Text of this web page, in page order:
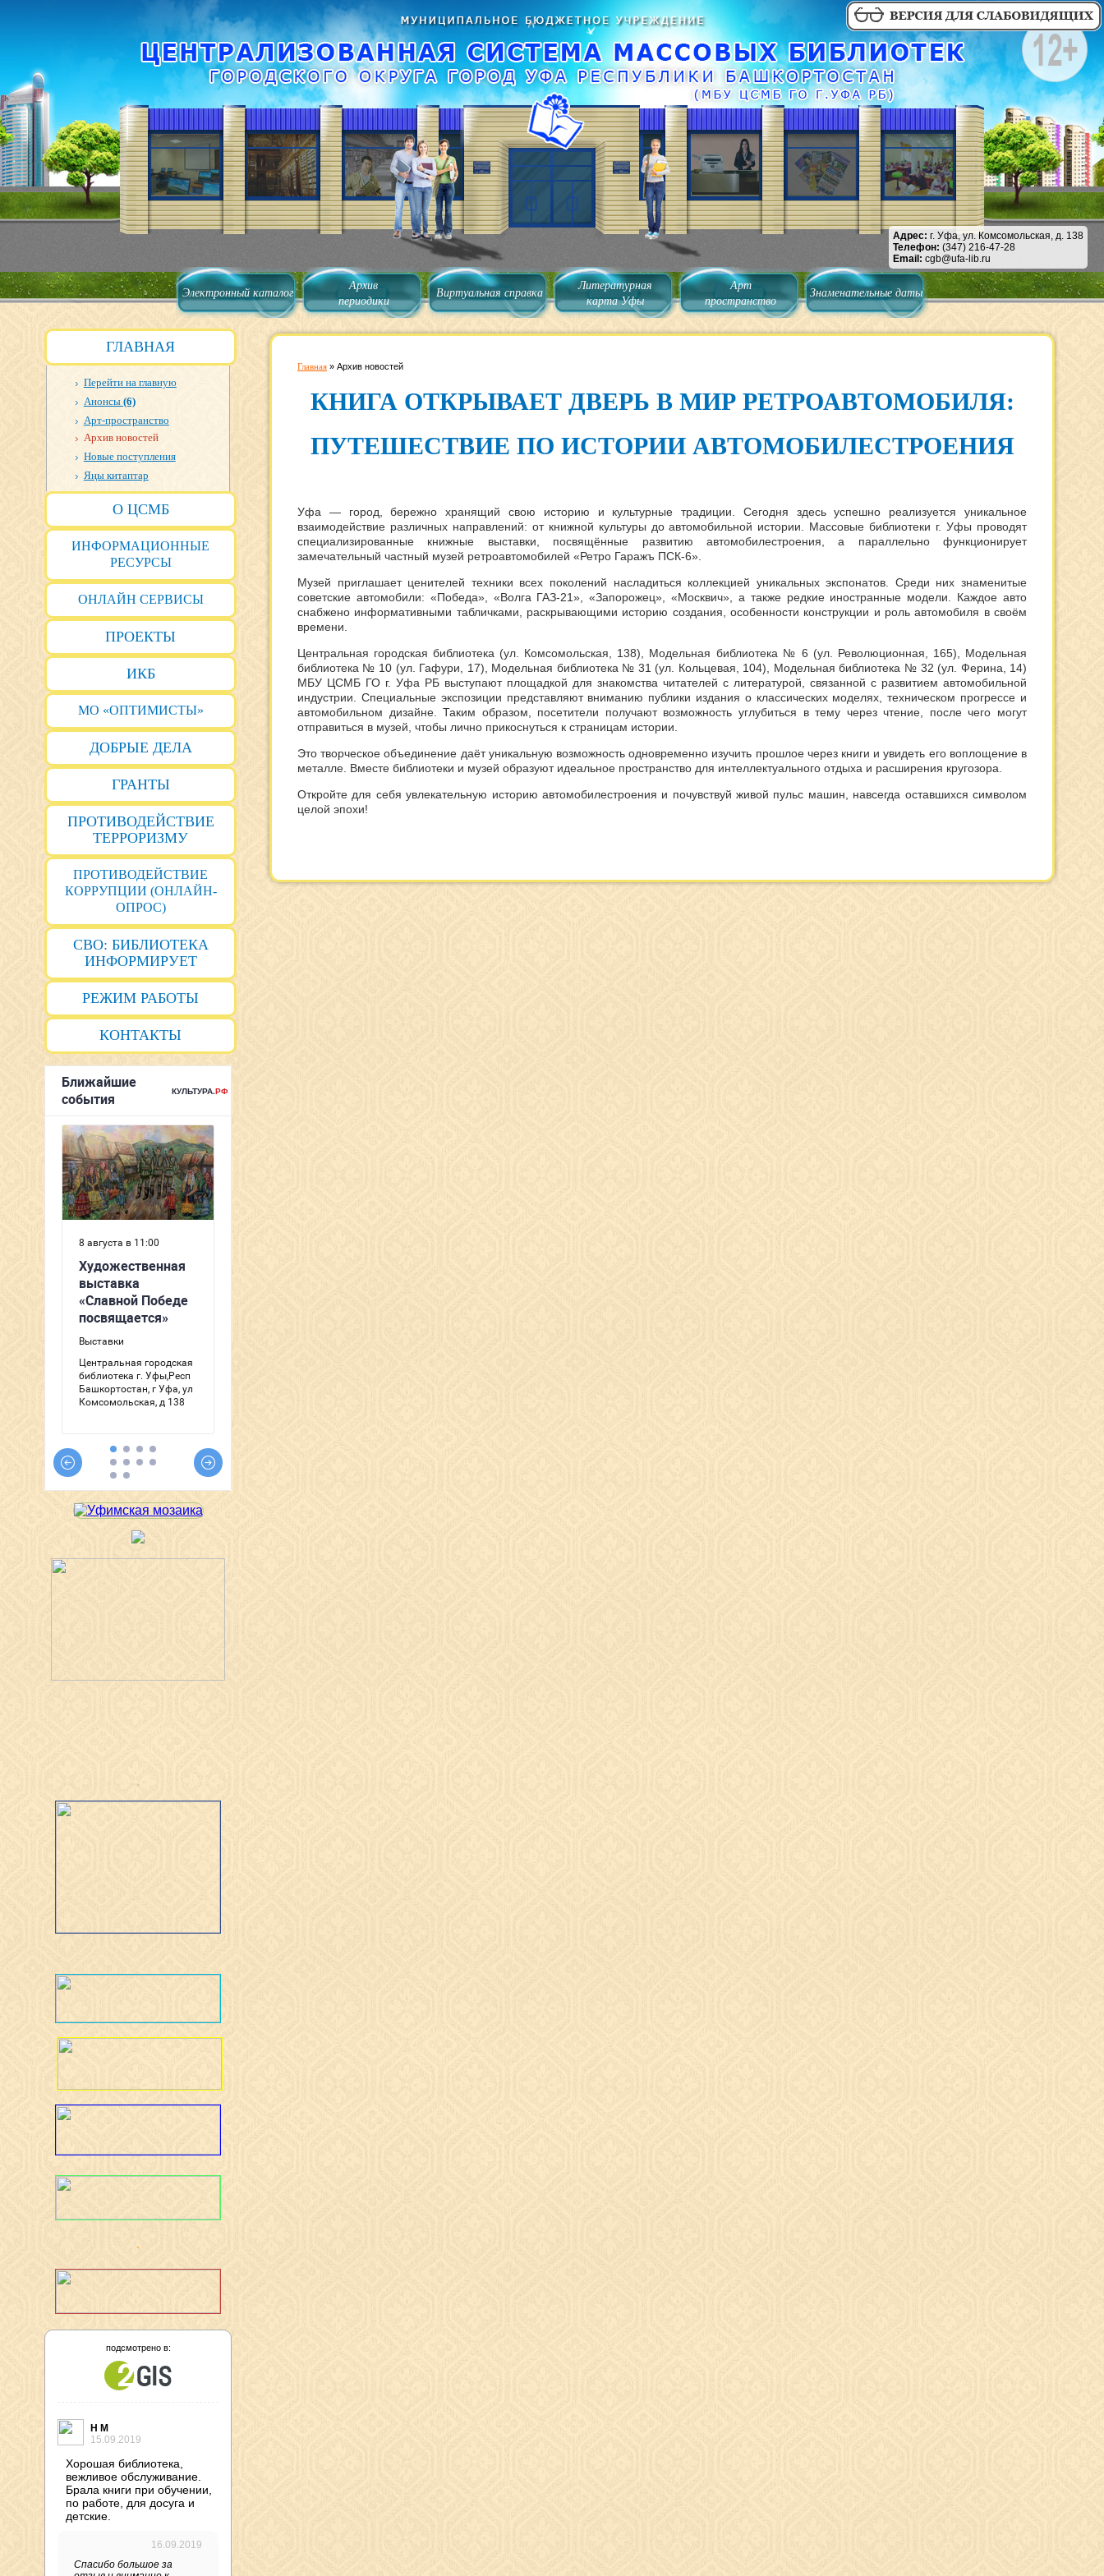
Электронный каталог
Архив
периодики
Виртуальная справка
Литературная
карта Уфы
Арт
пространство
Знаменательные даты
ГЛАВНАЯ
Перейти на главную
Анонсы (6)
Арт-пространство
Архив новостей
Новые поступления
Яңы китаптар
О ЦСМБ
ИНФОРМАЦИОННЫЕ
РЕСУРСЫ
ОНЛАЙН СЕРВИСЫ
ПРОЕКТЫ
ИКБ
МО «ОПТИМИСТЫ»
ДОБРЫЕ ДЕЛА
ГРАНТЫ
ПРОТИВОДЕЙСТВИЕ
ТЕРРОРИЗМУ
ПРОТИВОДЕЙСТВИЕ
КОРРУПЦИИ (ОНЛАЙН-
ОПРОС)
СВО: БИБЛИОТЕКА
ИНФОРМИРУЕТ
РЕЖИМ РАБОТЫ
КОНТАКТЫ
подсмотрено в:
Н М
15.09.2019
Хорошая библиотека,
вежливое обслуживание.
Брала книги при обучении,
по работе, для досуга и
детские.
16.09.2019
Спасибо большое за
Главная » Архив новостей
КНИГА ОТКРЫВАЕТ ДВЕРЬ В МИР РЕТРОАВТОМОБИЛЯ:
ПУТЕШЕСТВИЕ ПО ИСТОРИИ АВТОМОБИЛЕСТРОЕНИЯ
Уфа — город, бережно хранящий свою историю и культурные традиции. Сегодня здесь успешно реализуется уникальное
взаимодействие различных направлений: от книжной культуры до автомобильной истории. Массовые библиотеки г. Уфы проводят
специализированные книжные выставки, посвящённые развитию автомобилестроения, а параллельно функционирует
замечательный частный музей ретроавтомобилей «Ретро Гаражъ ПСК-6».
Музей приглашает ценителей техники всех поколений насладиться коллекцией уникальных экспонатов. Среди них знаменитые
советские автомобили: «Победа», «Волга ГАЗ-21», «Запорожец», «Москвич», а также редкие иностранные модели. Каждое авто
снабжено информативными табличками, раскрывающими историю создания, особенности конструкции и роль автомобиля в своём
времени.
Центральная городская библиотека (ул. Комсомольская, 138), Модельная библиотека № 6 (ул. Революционная, 165), Модельная
библиотека № 10 (ул. Гафури, 17), Модельная библиотека № 31 (ул. Кольцевая, 104), Модельная библиотека № 32 (ул. Ферина, 14)
МБУ ЦСМБ ГО г. Уфа РБ выступают площадкой для знакомства читателей с литературой, связанной с развитием автомобильной
индустрии. Специальные экспозиции представляют вниманию публики издания о классических моделях, техническом прогрессе и
автомобильном дизайне. Таким образом, посетители получают возможность углубиться в тему через чтение, после чего могут
отправиться в музей, чтобы лично прикоснуться к страницам истории.
Это творческое объединение даёт уникальную возможность одновременно изучить прошлое через книги и увидеть его воплощение в
металле. Вместе библиотеки и музей образуют идеальное пространство для интеллектуального отдыха и расширения кругозора.
Откройте для себя увлекательную историю автомобилестроения и почувствуй живой пульс машин, навсегда оставшихся символом
целой эпохи!
Адрес: г. Уфа, ул. Комсомольская, д. 138
Телефон: (347) 216-47-28
Email: cgb@ufa-lib.ru